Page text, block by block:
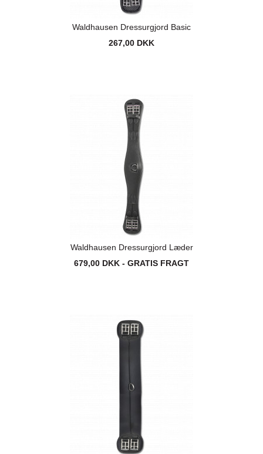
Waldhausen Dressurgjord Basic
267,00 DKK
Waldhausen Dressurgjord Læder
679,00 DKK - GRATIS FRAGT